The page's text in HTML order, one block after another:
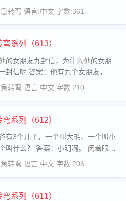
气也不能把门拉开，这是怎么回
转弯 语言:中文 字数:361
系列（613）
的女朋友九封信，为什么他的女朋
封信呢 答案：他有九个女朋友，一
转弯 语言:中文 字数:210
系列（612）
有3个儿子，一个叫大毛，一个叫小
什么？ 答案：小明啊。 闭着眼睛
什么？ 答案：梦 小明新买的
转弯 语言:中文 字数:206
系列（611）